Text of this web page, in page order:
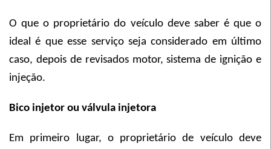
O que o proprietário do veículo deve saber é que o
ideal é que esse serviço seja considerado em último
caso, depois de revisados motor, sistema de ignição e
injeção.
Bico injetor ou válvula injetora
Em primeiro lugar, o proprietário de veículo deve